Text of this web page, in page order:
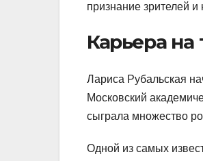
признание зрителей и
Карьера на
Лариса Рубальская
Московский
сыграла множество
Одной из самых